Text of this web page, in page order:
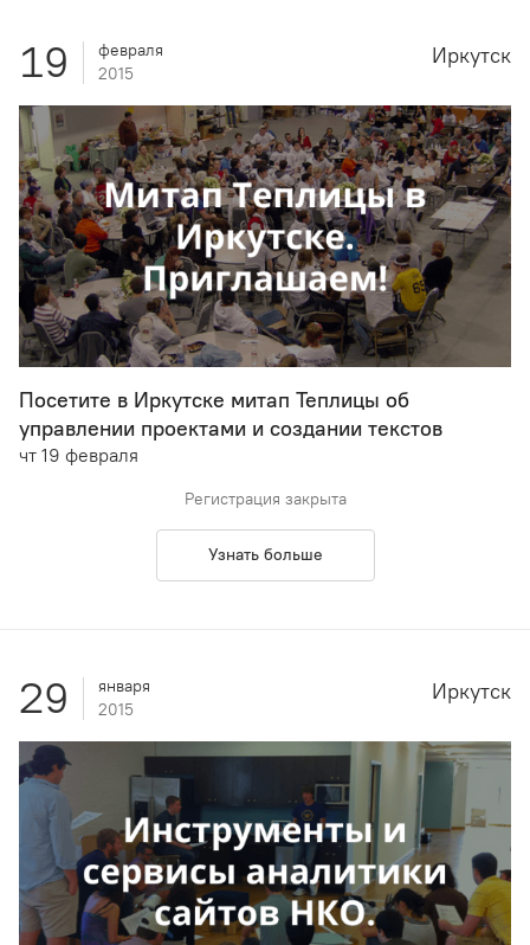
19
февраля
2015
Посетите в Иркутске митап Теплицы об
управлении проектами и создании текстов
чт 19 февраля
Иркутск
Регистрация закрыта
Узнать больше
29
января
2015
Иркутск